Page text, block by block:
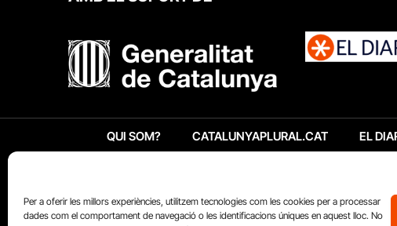
Per a oferir les millors experiències, utilitzem tecnologies com les cookies per a processar
dades com el comportament de navegació o les identificacions úniques en aquest lloc. No
QUI SOM? CATALUNYAPLURAL.CAT EL